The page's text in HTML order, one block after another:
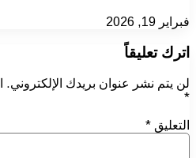
فبراير 19, 2026
اترك تعليقاً
لن يتم نشر عنوان بريدك الإلكتروني.
*
التعليق *